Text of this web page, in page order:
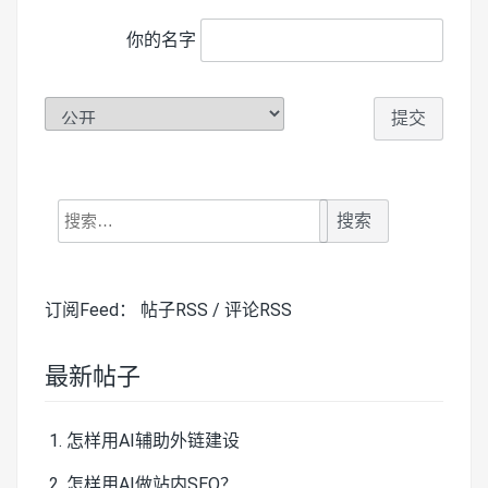
你的名字
搜
索：
订阅Feed： 帖子RSS / 评论RSS
最新帖子
怎样用AI辅助外链建设